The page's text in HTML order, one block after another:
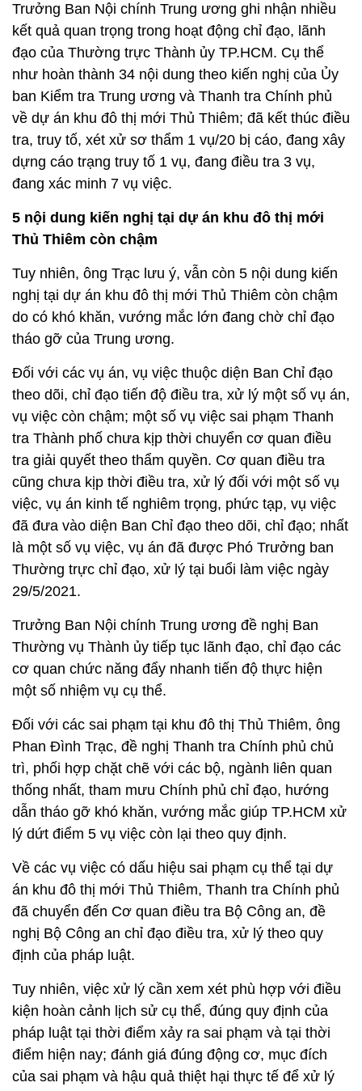
Trưởng Ban Nội chính Trung ương ghi nhận nhiều
kết quả quan trọng trong hoạt động chỉ đạo, lãnh
đạo của Thường trực Thành ủy TP.HCM. Cụ thể
như hoàn thành 34 nội dung theo kiến nghị của Ủy
ban Kiểm tra Trung ương và Thanh tra Chính phủ
về dự án khu đô thị mới Thủ Thiêm; đã kết thúc điều
tra, truy tố, xét xử sơ thẩm 1 vụ/20 bị cáo, đang xây
dựng cáo trạng truy tố 1 vụ, đang điều tra 3 vụ,
đang xác minh 7 vụ việc.
5 nội dung kiến nghị tại dự án khu đô thị mới
Thủ Thiêm còn chậm
Tuy nhiên, ông Trạc lưu ý, vẫn còn 5 nội dung kiến
nghị tại dự án khu đô thị mới Thủ Thiêm còn chậm
do có khó khăn, vướng mắc lớn đang chờ chỉ đạo
tháo gỡ của Trung ương.
Đối với các vụ án, vụ việc thuộc diện Ban Chỉ đạo
theo dõi, chỉ đạo tiến độ điều tra, xử lý một số vụ án,
vụ việc còn chậm; một số vụ việc sai phạm Thanh
tra Thành phố chưa kịp thời chuyển cơ quan điều
tra giải quyết theo thẩm quyền. Cơ quan điều tra
cũng chưa kịp thời điều tra, xử lý đối với một số vụ
việc, vụ án kinh tế nghiêm trọng, phức tạp, vụ việc
đã đưa vào diện Ban Chỉ đạo theo dõi, chỉ đạo; nhất
là một số vụ việc, vụ án đã được Phó Trưởng ban
Thường trực chỉ đạo, xử lý tại buổi làm việc ngày
29/5/2021.
Trưởng Ban Nội chính Trung ương đề nghị Ban
Thường vụ Thành ủy tiếp tục lãnh đạo, chỉ đạo các
cơ quan chức năng đẩy nhanh tiến độ thực hiện
một số nhiệm vụ cụ thể.
Đối với các sai phạm tại khu đô thị Thủ Thiêm, ông
Phan Đình Trạc, đề nghị Thanh tra Chính phủ chủ
trì, phối hợp chặt chẽ với các bộ, ngành liên quan
thống nhất, tham mưu Chính phủ chỉ đạo, hướng
dẫn tháo gỡ khó khăn, vướng mắc giúp TP.HCM xử
lý dứt điểm 5 vụ việc còn lại theo quy định.
Về các vụ việc có dấu hiệu sai phạm cụ thể tại dự
án khu đô thị mới Thủ Thiêm, Thanh tra Chính phủ
đã chuyển đến Cơ quan điều tra Bộ Công an, đề
nghị Bộ Công an chỉ đạo điều tra, xử lý theo quy
định của pháp luật.
Tuy nhiên, việc xử lý cần xem xét phù hợp với điều
kiện hoàn cảnh lịch sử cụ thể, đúng quy định của
pháp luật tại thời điểm xảy ra sai phạm và tại thời
điểm hiện nay; đánh giá đúng động cơ, mục đích
của sai phạm và hậu quả thiệt hại thực tế để xử lý